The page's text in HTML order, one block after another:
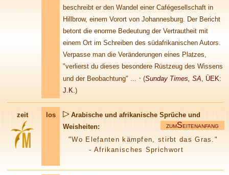
beschreibt er den Wandel einer Cafégesellschaft in
Hillbrow, einem Vorort von Johannesburg. Der Bericht
betont die enorme Bedeutung der Vertrautheit mit
einem Ort im Schreiben des südafrikanischen Autors.
Verpasse man die Veränderungen eines Platzes,
"verlierst du dieses besondere Rüstzeug des Wissens
und der Beobachtung" ... · (Sunday Times, SA, ÜEK:
J.K.)
zeit los
Arabische und afrikanische Sprüche und
Weisheiten:
ZUMSEITENANFANG
"Wo Elefanten kämpfen, stirbt das Gras."
- Afrikanisches Sprichwort